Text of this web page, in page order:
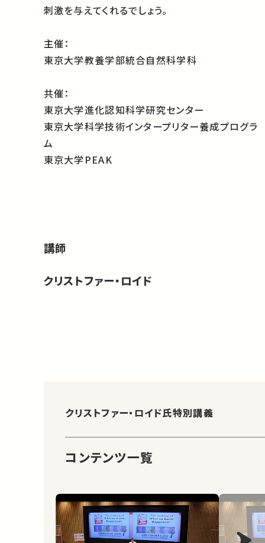
刺激を与えてくれるでしょう。
主催：
東京大学教養学部統合自然科学科
共催：
東京大学進化認知科学研究センター
東京大学科学技術インタープリター養成プログラ
ム
東京大学PEAK
講師
クリストファー・ロイド
クリストファー・ロイド氏特別講義
コンテンツ一覧